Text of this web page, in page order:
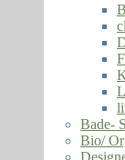
Bade-
Bio/